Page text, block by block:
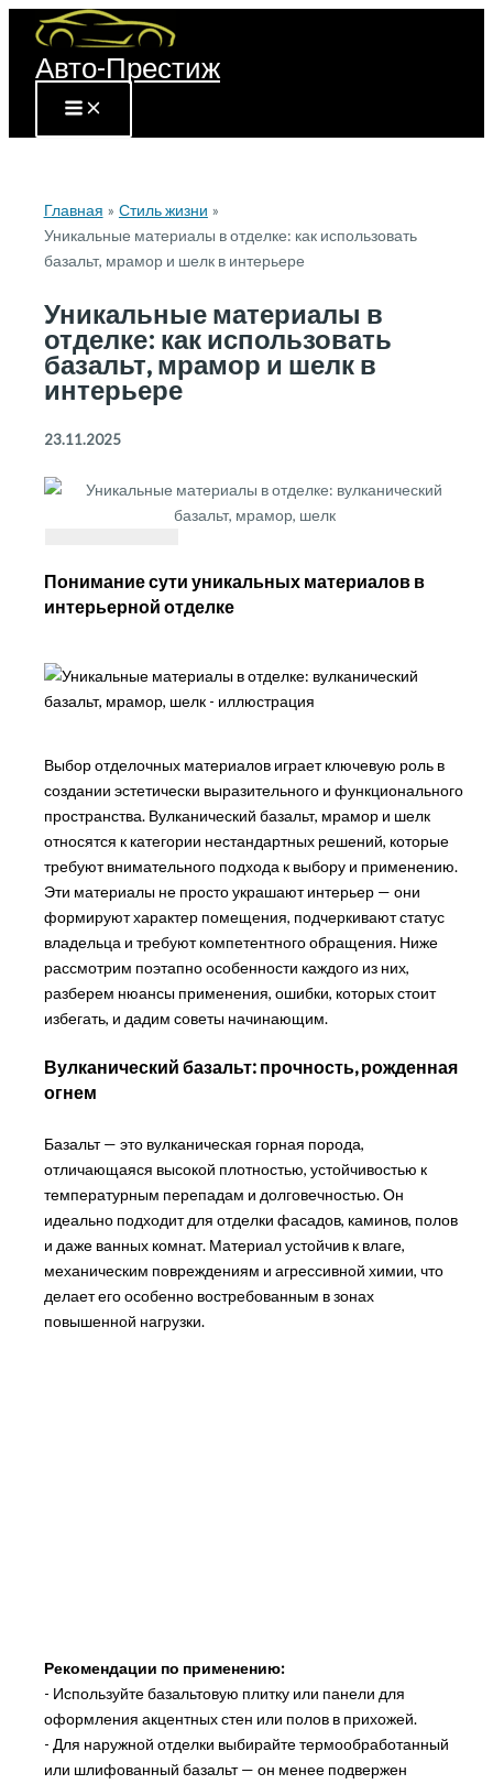
Перейти
содержимому
Авто-Престиж
Главная
Стиль жизни
Уникальные материалы в отделке: как использовать
базальт, мрамор и шелк в интерьере
Уникальные материалы в
отделке: как использовать
базальт, мрамор и шелк в
интерьере
23.11.2025
Понимание сути уникальных материалов в
интерьерной отделке
Выбор отделочных материалов играет ключевую роль в
создании эстетически выразительного и функционального
пространства. Вулканический базальт, мрамор и шелк
относятся к категории нестандартных решений, которые
требуют внимательного подхода к выбору и применению.
Эти материалы не просто украшают интерьер — они
формируют характер помещения, подчеркивают статус
владельца и требуют компетентного обращения. Ниже
рассмотрим поэтапно особенности каждого из них,
разберем нюансы применения, ошибки, которых стоит
избегать, и дадим советы начинающим.
Вулканический базальт: прочность, рожденная
огнем
Базальт — это вулканическая горная порода,
отличающаяся высокой плотностью, устойчивостью к
температурным перепадам и долговечностью. Он
идеально подходит для отделки фасадов, каминов, полов
и даже ванных комнат. Материал устойчив к влаге,
механическим повреждениям и агрессивной химии, что
делает его особенно востребованным в зонах
повышенной нагрузки.
Рекомендации по применению:
- Используйте базальтовую плитку или панели для
оформления акцентных стен или полов в прихожей.
- Для наружной отделки выбирайте термообработанный
или шлифованный базальт — он менее подвержен